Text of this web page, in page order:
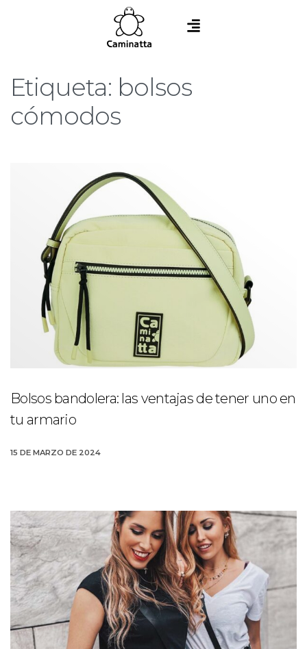
Etiqueta: bolsos
cómodos
Bolsos bandolera: las ventajas de tener uno en
tu armario
15 DE MARZO DE 2024